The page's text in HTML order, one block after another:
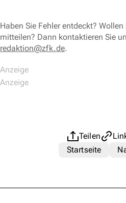
Haben Sie Fehler entdeckt?
mitteilen? Dann kontaktieren Sie
redaktion@zfk.de.
Teilen
Startseite